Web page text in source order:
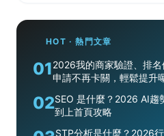
HOT · 熱門文章
012026我的商家驗證、排
申請不再卡關，輕鬆提升
02SEO 是什麼？2026 AI趨
到上首頁攻略
STP分析是什麼？2026